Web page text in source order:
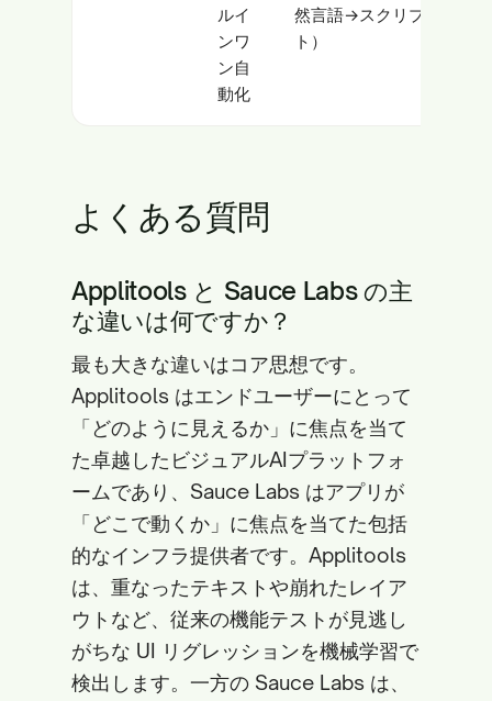
ルイ
ンワ
ン自
動化
然言語→スクリプ
ト）
よくある質問
Applitools と Sauce Labs の主
な違いは何ですか？
最も大きな違いはコア思想です。
Applitools はエンドユーザーにとって
「どのように見えるか」に焦点を当て
た卓越したビジュアルAIプラットフォ
ームであり、Sauce Labs はアプリが
「どこで動くか」に焦点を当てた包括
的なインフラ提供者です。Applitools
は、重なったテキストや崩れたレイア
ウトなど、従来の機能テストが見逃し
がちな UI リグレッションを機械学習で
検出します。一方の Sauce Labs は、